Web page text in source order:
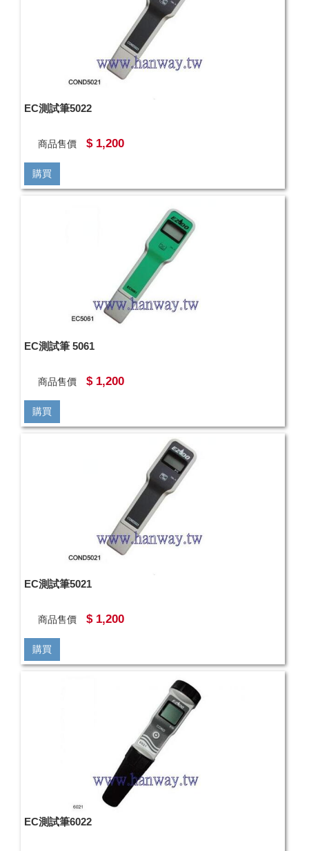
EC測試筆5022
商品售價 $ 1,200
購買
EC測試筆 5061
商品售價 $ 1,200
購買
EC測試筆5021
商品售價 $ 1,200
購買
EC測試筆6022